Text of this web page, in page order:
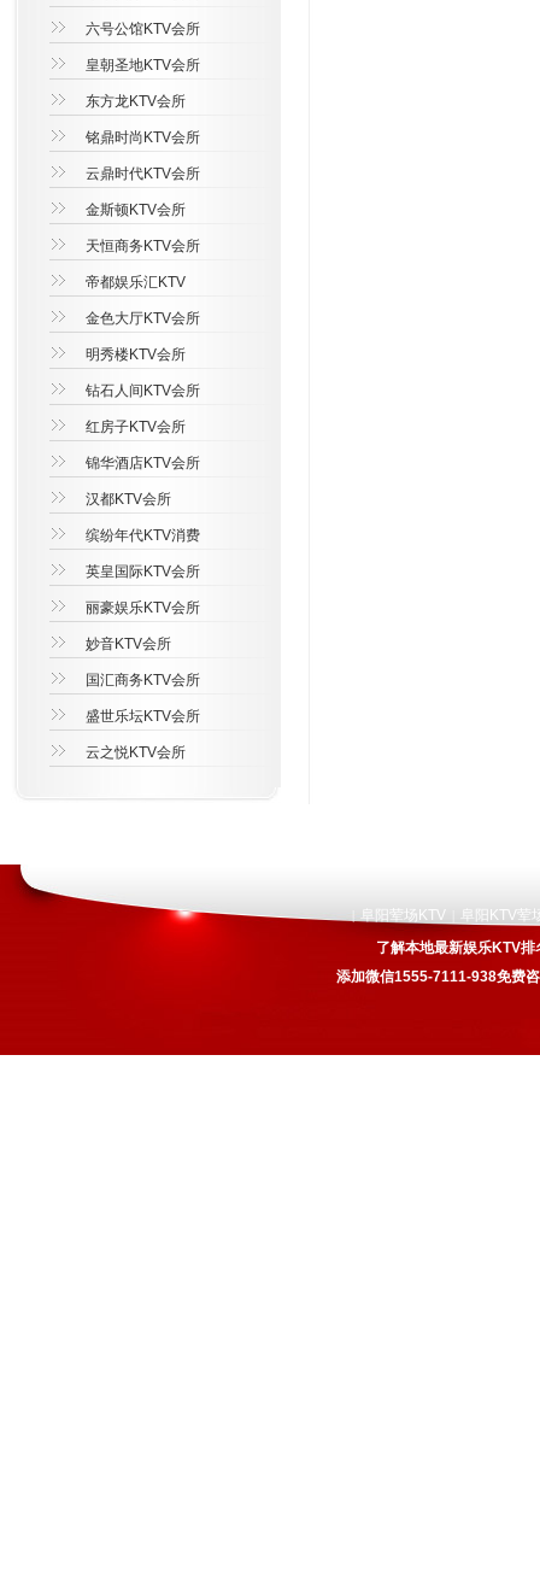
六号公馆KTV会所
皇朝圣地KTV会所
东方龙KTV会所
铭鼎时尚KTV会所
云鼎时代KTV会所
金斯顿KTV会所
天恒商务KTV会所
帝都娱乐汇KTV
金色大厅KTV会所
明秀楼KTV会所
钻石人间KTV会所
红房子KTV会所
锦华酒店KTV会所
汉都KTV会所
缤纷年代KTV消费
英皇国际KTV会所
丽豪娱乐KTV会所
妙音KTV会所
国汇商务KTV会所
盛世乐坛KTV会所
云之悦KTV会所
阜阳荤场KTV
阜阳KTV荤
了解本地最新娱乐KTV
添加微信1555-7111-938免费